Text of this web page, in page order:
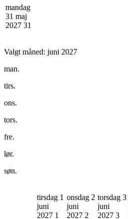
mandag
31 maj
2027 31
Valgt måned: juni 2027
man.
tirs.
ons.
tors.
fre.
lør.
søn.
tirsdag 1
juni
2027 1
onsdag 2
juni
2027 2
torsdag 3
juni
2027 3